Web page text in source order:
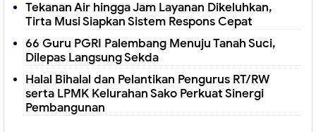
Tekanan Air hingga Jam Layanan Dikeluhkan,
Tirta Musi Siapkan Sistem Respons Cepat
66 Guru PGRI Palembang Menuju Tanah Suci,
Dilepas Langsung Sekda
Halal Bihalal dan Pelantikan Pengurus RT/RW
serta LPMK Kelurahan Sako Perkuat Sinergi
Pembangunan